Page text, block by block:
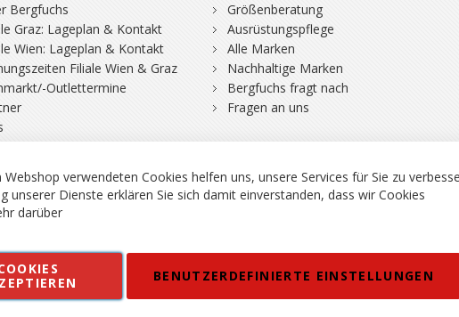
Bergfuchs
Graz: Lageplan & Kontakt
Wien: Lageplan & Kontakt
Filiale Wien & Graz
Outlettermine
Größenberatung
Ausrüstungspflege
Alle Marken
Nachhaltige Marken
Bergfuchs fragt nach
Fragen an uns
Kontakt AGB Datenschutz
Barrierefreiheitserklärung
in EUR, Angebot solange Vorrat reicht. Fehler, Irrtümer und
Webshop verwendeten Cookies helfen uns, unsere Services für Sie zu
unserer Dienste erklären Sie sich damit einverstanden, dass wir Cookies
darüber
BENUTZERDEFINIERTE EINSTELLUNGEN